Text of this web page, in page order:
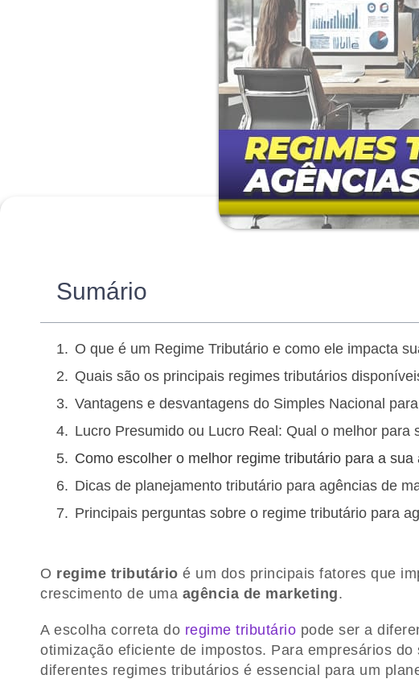
Sumário
O que é um Regime Tributário e como ele impacta
Quais são os principais regimes tributários
Vantagens e desvantagens do Simples Nacional
Lucro Presumido ou Lucro Real: Qual o melhor para
Como escolher o melhor regime tributário para a sua
Dicas de planejamento tributário para agências de
Principais perguntas sobre o regime tributário para
O regime tributário é um dos principais fatores que
crescimento de uma agência de marketing.
A escolha correta do regime tributário pode ser a
otimização eficiente de impostos. Para empresários
diferentes regimes tributários é essencial para um